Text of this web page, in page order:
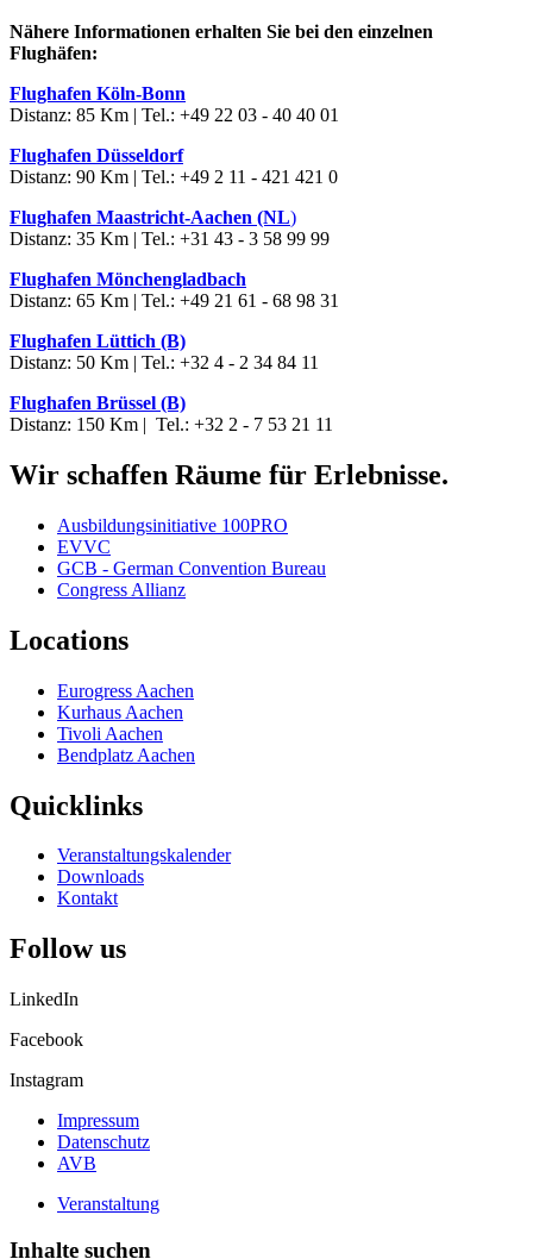
Nähere Informationen erhalten Sie bei den einzelnen
Flughäfen:
Flughafen Köln-Bonn
Distanz: 85 Km | Tel.: +49 22 03 - 40 40 01
Flughafen Düsseldorf
Distanz: 90 Km | Tel.: +49 2 11 - 421 421 0
Flughafen Maastricht-Aachen (NL)
Distanz: 35 Km | Tel.: +31 43 - 3 58 99 99
Flughafen Mönchengladbach
Distanz: 65 Km | Tel.: +49 21 61 - 68 98 31
Flughafen Lüttich (B)
Distanz: 50 Km | Tel.: +32 4 - 2 34 84 11
Flughafen Brüssel (B)
Distanz: 150 Km | Tel.: +32 2 - 7 53 21 11
Wir schaffen Räume für Erlebnisse.
Ausbildungsinitiative 100PRO
EVVC
GCB - German Convention Bureau
Congress Allianz
Locations
Eurogress Aachen
Kurhaus Aachen
Tivoli Aachen
Bendplatz Aachen
Quicklinks
Veranstaltungskalender
Downloads
Kontakt
Follow us
LinkedIn
Facebook
Instagram
Impressum
Datenschutz
AVB
Veranstaltung
Inhalte suchen